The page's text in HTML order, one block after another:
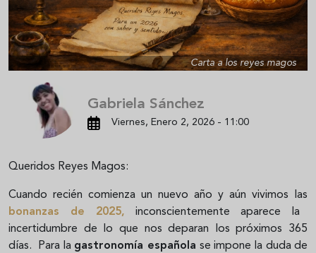
Carta a los reyes magos
Gabriela Sánchez
Viernes, Enero 2, 2026 - 11:00
Queridos Reyes Magos:
Cuando recién comienza un nuevo año y aún vivimos las
bonanzas de 2025, inconscientemente aparece la
incertidumbre de lo que nos deparan los próximos 365
días. Para la gastronomía española se impone la duda de